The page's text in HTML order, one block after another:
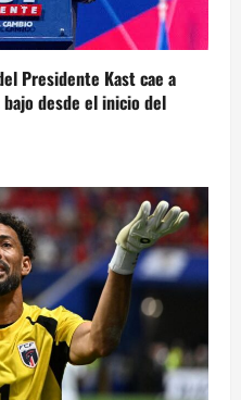
Presidente Kast cae a
desde el inicio del